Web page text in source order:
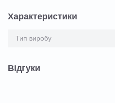
Характеристики
Тип виробу
Відгуки